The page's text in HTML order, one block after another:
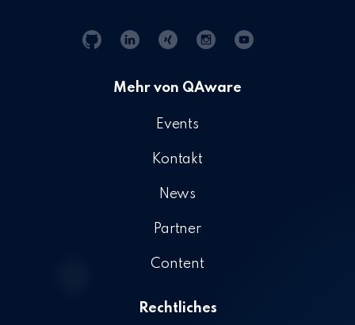
Git
Hub
Linkedin
Xing InstagramYouTube
Mehr von QAware
Events
Kontakt
News
Partner
Content
Rechtliches